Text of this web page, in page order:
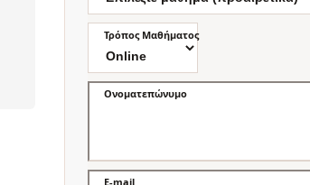
Τρόπος Μαθήματος
Ονοματεπώνυμο
E-mail